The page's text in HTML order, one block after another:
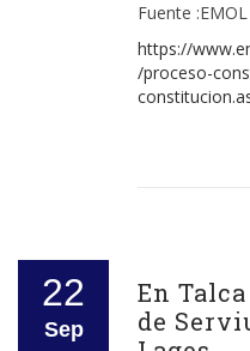
Fuente :EMOL
https://
/proceso-
22
Sep
En
de